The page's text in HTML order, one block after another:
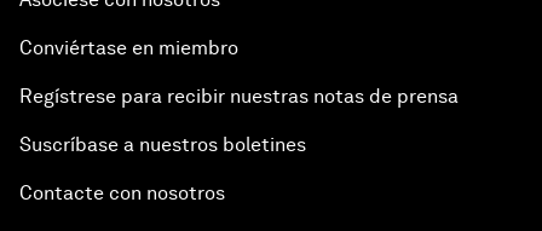
Conviértase en miembro
Regístrese para recibir nuestras notas de prensa
Suscríbase a nuestros boletines
Contacte con nosotros